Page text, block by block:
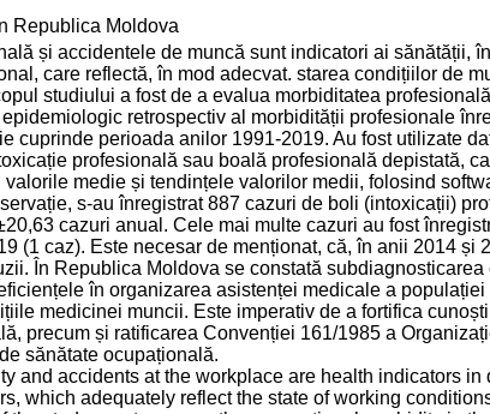
Republica Moldova
și accidentele de muncă sunt indicatori ai sănătății,
care reflectă, în mod adecvat. starea condițiilor de
studiului a fost de a evalua morbiditatea
retrospectiv al morbidității profesionale
cuprinde perioada anilor 1991-2019. Au fost utilizate
profesională sau boală profesională depistată,
medie și tendințele valorilor medii, folosind
s-au înregistrat 887 cazuri de boli (intoxicații)
cazuri anual. Cele mai multe cazuri au fost
(1 caz). Este necesar de menționat, că, în anii 2014 și
În Republica Moldova se constată
în organizarea asistenței medicale a populației
medicinei muncii. Este imperativ de a fortifica
precum și ratificarea Convenției 161/1985 a
sănătate ocupațională.
and accidents at the workplace are health indicators in
which adequately reflect the state of working